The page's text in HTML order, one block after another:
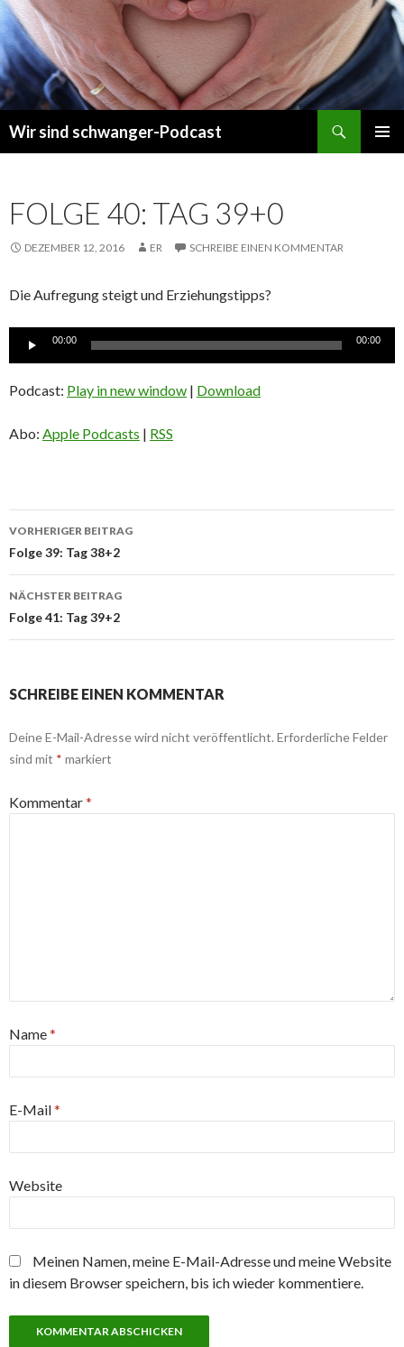
Wir sind schwanger-Podcast
FOLGE 40: TAG 39+0
DEZEMBER 12, 2016 ER SCHREIBE EINEN KOMMENTAR
Die Aufregung steigt und Erziehungstipps?
Audio-
00:00 00:00
Podcast: Play in new window | Download
Abo: Apple Podcasts | RSS
Beitrags-
Navigation
VORHERIGER BEITRAG
Folge 39: Tag 38+2
NÄCHSTER BEITRAG
Folge 41: Tag 39+2
SCHREIBE EINEN KOMMENTAR
Deine E-Mail-Adresse wird nicht veröffentlicht. Erforderliche Felder
sind mit * markiert
Kommentar*
Name*
E-Mail*
Website
Meinen Namen, meine E-Mail-Adresse und meine Website
in diesem Browser speichern, bis ich wieder kommentiere.